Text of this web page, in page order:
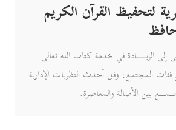
لتحفيظ القرآن الكريم
إلى الريـــــادة في خدمة كتاب الله تعالى
فئات المجتمع، وفق أحدث النظريات الإدارية
بين الأصالة والمعاصرة.